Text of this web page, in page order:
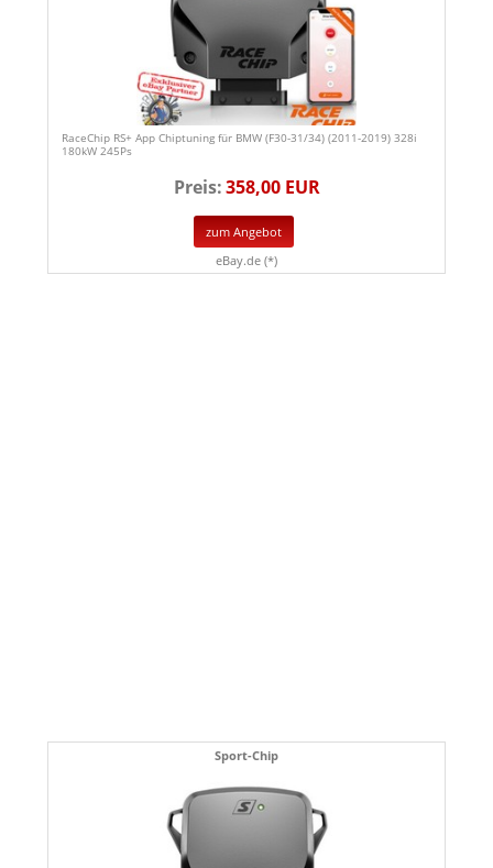
RaceChip RS+ App Chiptuning für BMW (F30-31/34) (2011-2019) 328i
180kW 245Ps
Preis:358,00 EUR
zum Angebot
eBay.de (*)
Sport-Chip